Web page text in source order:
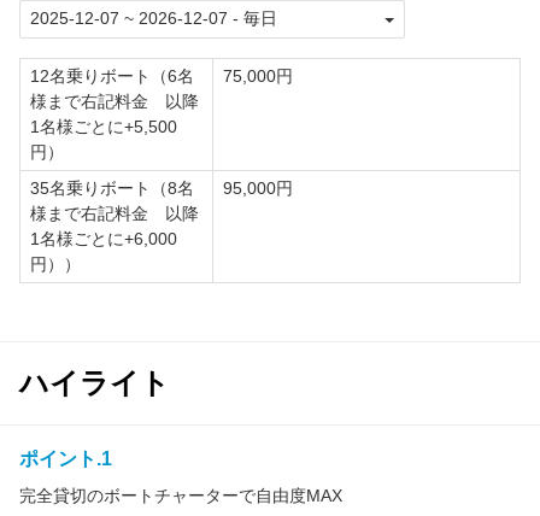
12名乗りボート（6名
様まで右記料金 以降
1名様ごとに+5,500
円）
75,000円
35名乗りボート（8名
様まで右記料金 以降
1名様ごとに+6,000
円））
95,000円
ハイライト
ポイント.1
完全貸切のボートチャーターで自由度MAX